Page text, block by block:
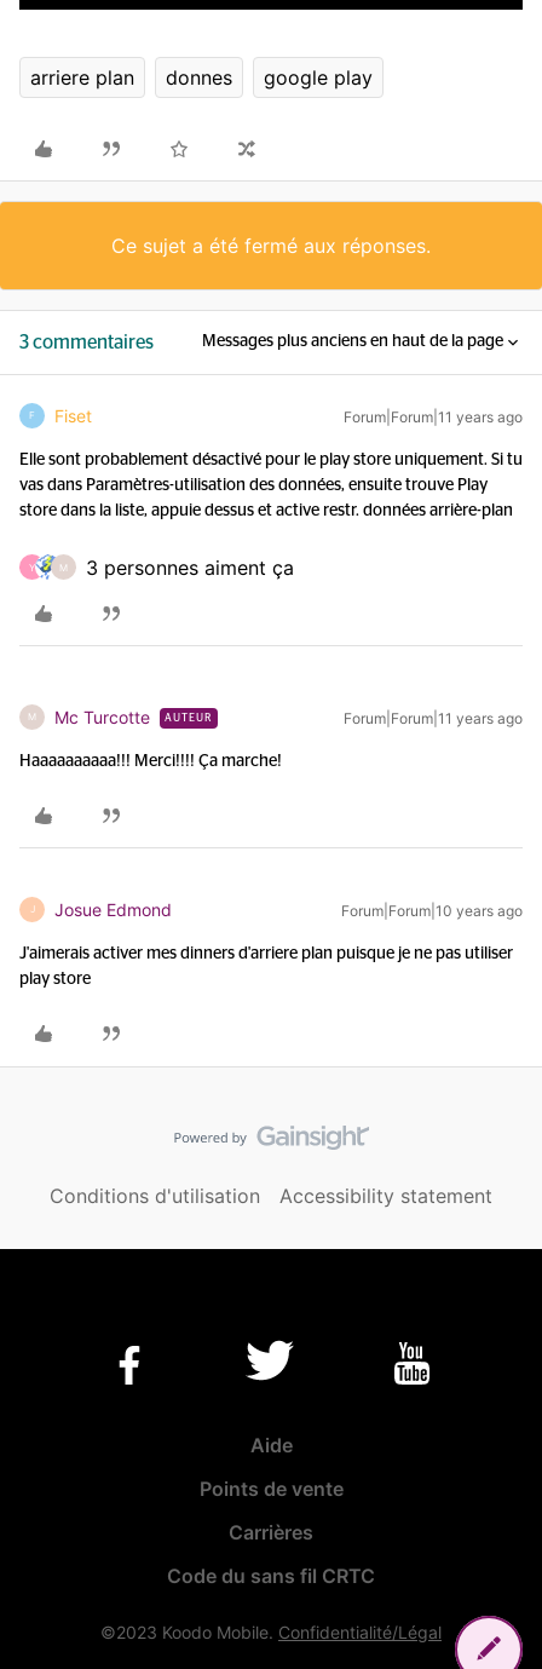
arriere plan donnes google play
Ce sujet a été fermé aux réponses.
3 commentaires Messages plus anciens en haut de la page
F Fiset Forum|Forum|11 years ago
Elle sont probablement désactivé pour le play store uniquement. Si tu
vas dans Paramètres-utilisation des données, ensuite trouve Play
store dans la liste, appuie dessus et active restr. données arrière-plan
Y M 3 personnes aiment ça
M Mc Turcotte AUTEUR Forum|Forum|11 years ago
Haaaaaaaaaa!!! Merci!!!! Ça marche!
J Josue Edmond Forum|Forum|10 years ago
J'aimerais activer mes dinners d'arriere plan puisque je ne pas utiliser
play store
Conditions d'utilisation Accessibility statement
Aide
Points de vente
Carrières
Code du sans fil CRTC
©2023 Koodo Mobile. Confidentialité/Légal